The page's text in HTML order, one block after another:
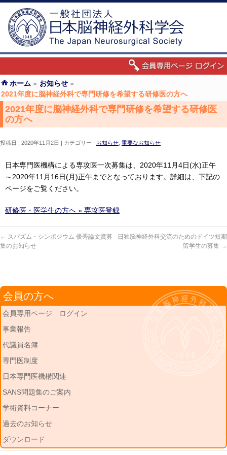
ホーム » お知らせ »
2021年度に脳神経外科で専門研修を希望する研修医の方へ
2021年度に脳神経外科で専門研修を希望する研修医
の方へ
投稿日 : 2020年11月2日 カテゴリー : お知らせ 重要なお知らせ
日本専門医機構による専攻医一次募集は、2020年11月4日(水)正午
～2020年11月16日(月)正午までとなっております。詳細は、下記の
ページをご覧ください。
研修医・医学生の方へ » 専攻医登録
← スパズム・シンポジウム 優秀論文賞募
集のお知らせ
日独脳神経外科交流のためのドイツ短期
留学生の募集 →
会員の方へ
会員専用ページ ログイン
事業報告
代議員名簿
専門医制度
日本専門医機構関連
SANS問題集のご案内
学術資料コーナー
過去のお知らせ
ダウンロード